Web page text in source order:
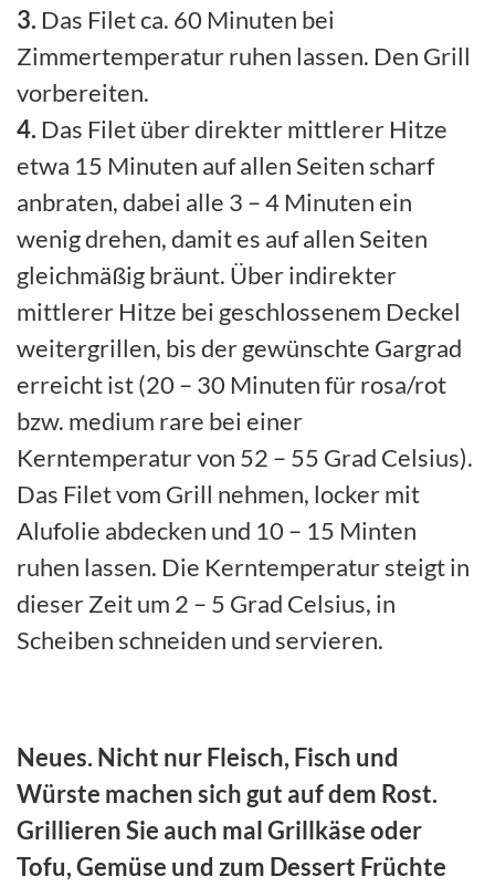
3. Das Filet ca. 60 Minuten bei
Zimmertemperatur ruhen lassen. Den Grill
vorbereiten.
4. Das Filet über direkter mittlerer Hitze
etwa 15 Minuten auf allen Seiten scharf
anbraten, dabei alle 3 – 4 Minuten ein
wenig drehen, damit es auf allen Seiten
gleichmäßig bräunt. Über indirekter
mittlerer Hitze bei geschlossenem Deckel
weitergrillen, bis der gewünschte Gargrad
erreicht ist (20 – 30 Minuten für rosa/rot
bzw. medium rare bei einer
Kerntemperatur von 52 – 55 Grad Celsius).
Das Filet vom Grill nehmen, locker mit
Alufolie abdecken und 10 – 15 Minten
ruhen lassen. Die Kerntemperatur steigt in
dieser Zeit um 2 – 5 Grad Celsius, in
Scheiben schneiden und servieren.
Neues. Nicht nur Fleisch, Fisch und
Würste machen sich gut auf dem Rost.
Grillieren Sie auch mal Grillkäse oder
Tofu, Gemüse und zum Dessert Früchte